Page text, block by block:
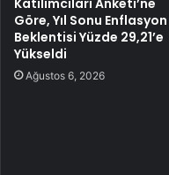
Katılımcıları Anketi’ne
Göre, Yıl Sonu Enflasyon
Beklentisi Yüzde 29,21’e
Yükseldi
Ağustos 6, 2026